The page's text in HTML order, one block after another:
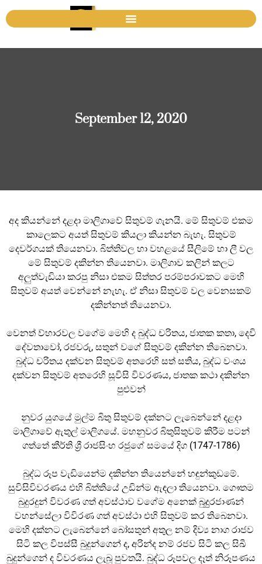
September 12, 2020
අද කියන්නේ දළදා මාලිගාවේ සිතුවම් ගැනයි. මේ සිතුවම් එකම
කාලෙකට අයත් සිතුවම් කියලා කියන්න බැහැ. සිතුවම්
දෙවර්ගයක් තියෙනවා. බිත්තිවල හා වහළයේ සීලිමේ හා ලී වල
මේ සිතුවම් දකින්න තියෙනවා. මාලිගාව කලින් කලට
අලුත්වැඩියා කරපු නිසා එකම සිත්තර පරම්පරාවකට මෙහි
සිතුවම් අයත් වෙන්නේ නැහැ. ඒ නිසා සිතුවම් වල වෙනසකම්
දකින්නත් තියෙනවා.
වෙනත් ව්හාරවල වගේම මෙහි ද බුද්ධ චරිතය, ජාතක කතා, දෙවි
දේවතාවෝ, රජවරු, සතුන් වගේ සිතුවම් දකින්න තිබෙනවා.
බුද්ධ චරිතය දක්වන සිතුවම් අතරෙහි සත් සතිය, බුද්ධ වංශය
දක්වන සිතුවම් අතරෙහි සූවිසි විවරණය, ජාතක කථා දකින්න
පුළුවන්
නුවර යුගයේ මුල්ම බිතු සිතුවම් දක්නට ලැබෙන්නේ දළදා
මාලිගාවේ ඇතුල් මාලිගයේ. මහනුවර බිතුසිතුවම් කිරීම පටන්
ගත්තේ කීර්ති ශ්රී රාජසිංහ රජුගේ සමයේ දිග (1747-1786)
බුද්ධ රූප වැඩියෙන්ම දකින්න තියෙන්නේ හඳුන්කුඩමේ.
සුවිසිවිවරණය එහි බිත්තියේ උඩින්ම ඇඳලා තියෙනවා. ගෞතම
බුදුරදුන් විවරණ ගත් අවස්ථාව වගේම අනෙක් බුදුුරජාණන්
වහන්සේලා විවිරණ ගත් අවස්ථා එහි සිතුවම් කර තිබෙනවා.
මෙහි දක්නට ලැබෙන්නේ බෝසතුන් අතුල නම් දිව්ය නාග රාජව
සිටි කල විපස්සී බුදුන්ගෙන් ද, අරින්ද නම් රජව සිටි කල සිඛී
බුදුන්ගෙන් ද විවරණය ලැබූ පුවතයි. බුද්ධ රූපවල දෑත් නිරූපණය